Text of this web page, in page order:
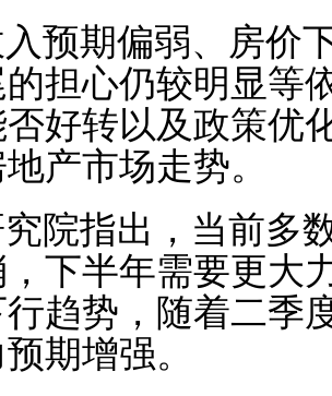
预期偏弱、房价
担心仍较明显等
好转以及政策优
产市场走势。
院指出，当前多
下半年需要更大
趋势，随着二季
期增强。